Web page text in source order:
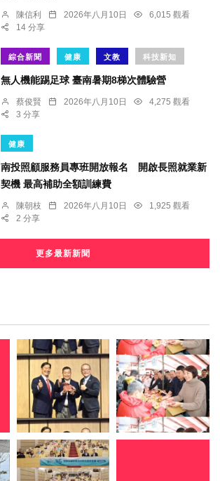
陳信利 2026年八月10日
6,015 觀看
14 分享
綜合新聞 健康 文教 科技新知
無人機能踢足球 臺南暑期8梯次體驗營
蔡俊賢 2026年八月10日
4,275 觀看
3 分享
健康
南投照顧服務員專班開放報名 開啟長照就業新
契機 最高補助全額訓練費
陳朝枝 2026年八月10日
1,925 觀看
2 分享
更多最新新聞